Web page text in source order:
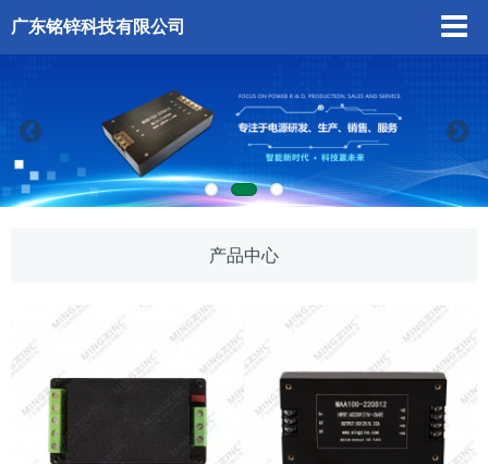
广东铭锌科技有限公司
产品中心